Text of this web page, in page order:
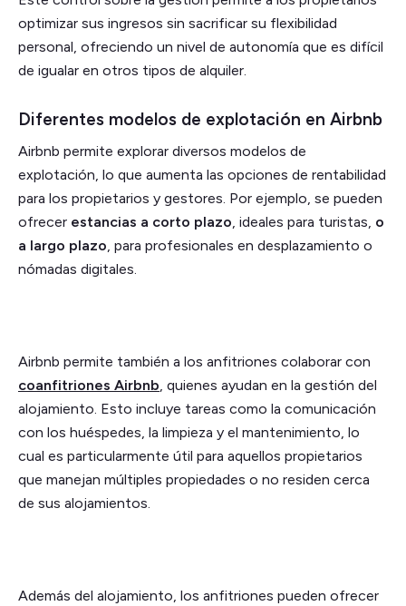
optimizar sus ingresos sin sacrificar su flexibilidad
personal, ofreciendo un nivel de autonomía que es difícil
de igualar en otros tipos de alquiler.
Diferentes modelos de explotación en Airbnb
Airbnb permite explorar diversos modelos de
explotación, lo que aumenta las opciones de rentabilidad
para los propietarios y gestores. Por ejemplo, se pueden
ofrecer estancias a corto plazo, ideales para turistas, o
a largo plazo, para profesionales en desplazamiento o
nómadas digitales.
Airbnb permite también a los anfitriones colaborar con
coanfitriones Airbnb, quienes ayudan en la gestión del
alojamiento. Esto incluye tareas como la comunicación
con los huéspedes, la limpieza y el mantenimiento, lo
cual es particularmente útil para aquellos propietarios
que manejan múltiples propiedades o no residen cerca
de sus alojamientos.
Además del alojamiento, los anfitriones pueden ofrecer